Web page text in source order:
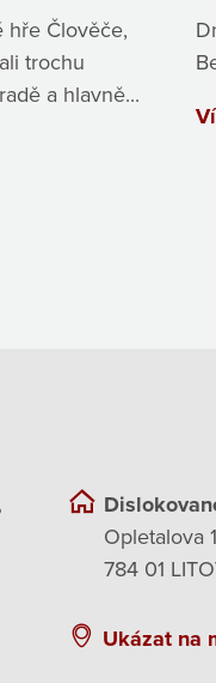
hře Člověče,
trochu
a hlavně...
Opletalova
784 01
Ukázat na